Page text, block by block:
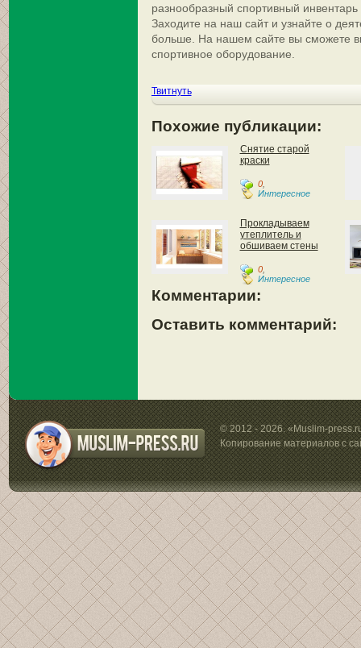
разнообразный спортивный
Заходите на наш сайт и узнайте о
больше. На нашем сайте вы сможете
спортивное оборудование.
Твитнуть
Похожие публикации:
Снятие старой
краски
0,
Интересное
Прокладываем
утеплитель и
обшиваем стены
0,
Интересное
Комментарии:
Оставить комментарий:
© 2012 - 2026. «Muslim-
Копирование материалов с